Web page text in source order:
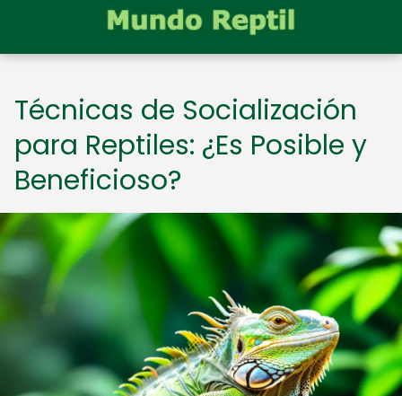
Técnicas de Socialización
para Reptiles: ¿Es Posible y
Beneficioso?